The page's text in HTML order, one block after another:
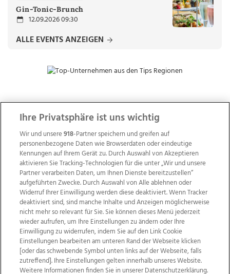
Gin-Tonic-Brunch
12.09.2026 09:30
ALLE EVENTS ANZEIGEN
ZUR NACHRICHTENÜBERSICHT
Wir über uns Mediadaten Kontakt
Jobs
Datenschutz
Impressum
AGB Anzeigekunden
Ihre Privatsphäre ist uns wichtig
Wir und unsere918-Partner speichern und greifen auf
personenbezogene Daten wie Browserdaten oder eindeutige
Kennungen auf Ihrem Gerät zu. Durch Auswahl von Akzeptieren
aktivieren Sie Tracking-Technologien für die unter „Wir und unsere
Partner verarbeiten Daten, um Ihnen Dienste bereitzustellen“
aufgeführten Zwecke. Durch Auswahl von Alle ablehnen oder
Widerruf Ihrer Einwilligung werden diese deaktiviert. Wenn Tracker
deaktiviert sind, sind manche Inhalte und Anzeigen möglicherweise
nicht mehr so relevant für Sie. Sie können dieses Menü jederzeit
wieder aufrufen, um Ihre Einstellungen zu ändern oder Ihre
Einwilligung zu widerrufen, indem Sie auf den Link Cookie
Einstellungen bearbeiten am unteren Rand der Webseite klicken
[oder das schwebende Symbol unten links auf der Webseite, falls
zutreffend]. Ihre Einstellungen gelten innerhalb unseres Website.
Weitere Informationen finden Sie in unserer Datenschutzerklärung.